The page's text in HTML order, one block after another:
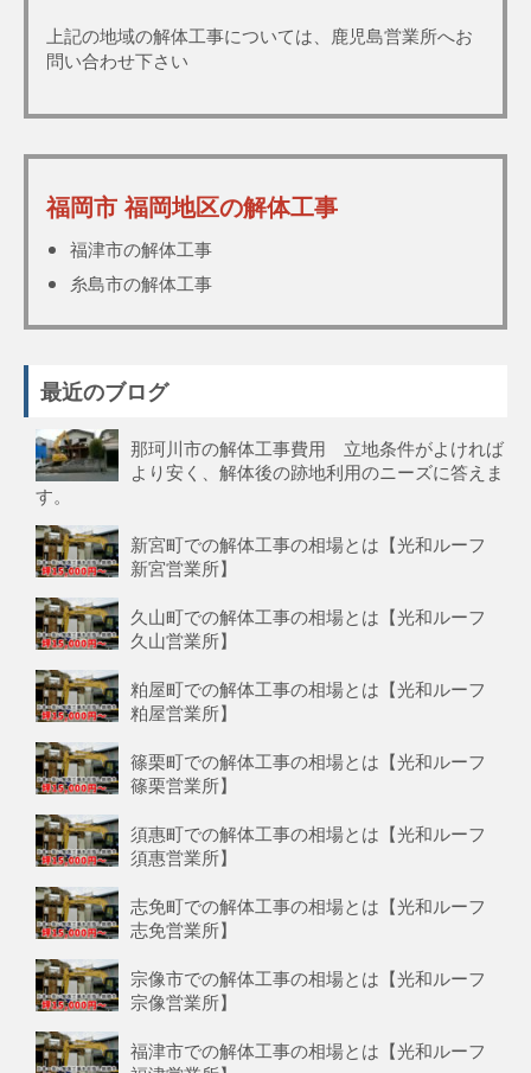
上記の地域の解体工事については、鹿児島営業所へお
問い合わせ下さい
福岡市 福岡地区の解体工事
福津市の解体工事
糸島市の解体工事
最近のブログ
那珂川市の解体工事費用 立地条件がよければ
より安く、解体後の跡地利用のニーズに答えま
す。
新宮町での解体工事の相場とは【光和ルーフ
新宮営業所】
久山町での解体工事の相場とは【光和ルーフ
久山営業所】
粕屋町での解体工事の相場とは【光和ルーフ
粕屋営業所】
篠栗町での解体工事の相場とは【光和ルーフ
篠栗営業所】
須惠町での解体工事の相場とは【光和ルーフ
須惠営業所】
志免町での解体工事の相場とは【光和ルーフ
志免営業所】
宗像市での解体工事の相場とは【光和ルーフ
宗像営業所】
福津市での解体工事の相場とは【光和ルーフ